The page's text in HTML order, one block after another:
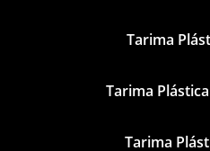
Tarima
Tarima
Tarima